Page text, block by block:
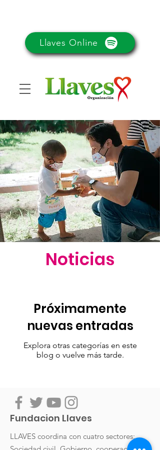
Llaves Online
Noticias
Próximamente
nuevas entradas
Explora otras categorías en este
blog o vuelve más tarde.
Fundacion Llaves
LLAVES coordina con cuatro sectores: